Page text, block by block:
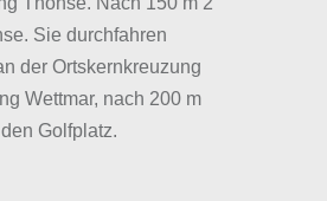
Sie durchfahren
der Ortskernkreuzung
Wettmar, nach 200 m
Golfplatz.